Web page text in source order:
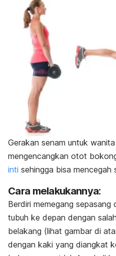
Gerakan senam untuk
mengencangkan otot
inti sehingga bisa mencegah
Cara melakukannya:
Berdiri memegang sepasang
tubuh ke depan dengan
belakang (lihat gambar di
dengan kaki yang diangkat